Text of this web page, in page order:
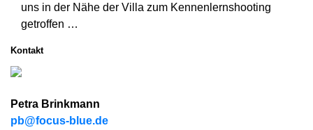
uns in der Nähe der Villa zum Kennenlernshooting
getroffen …
Kontakt
Petra Brinkmann
pb@focus-blue.de